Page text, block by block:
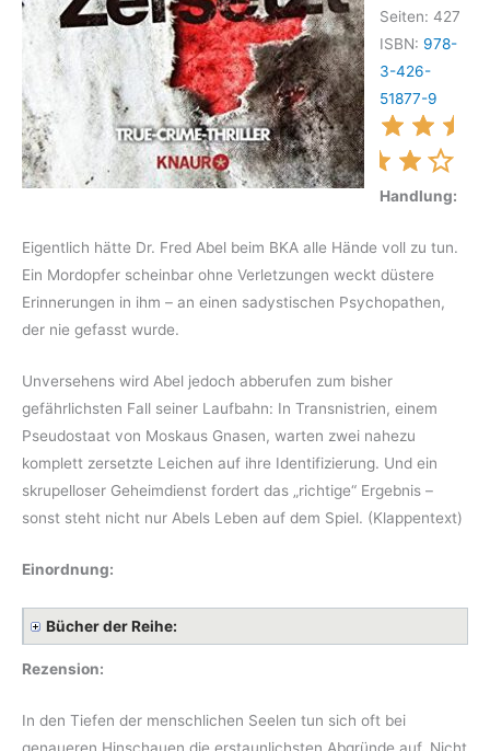
Seiten: 427
ISBN: 978-
3-426-
51877-9
Handlung:
Eigentlich hätte Dr. Fred Abel beim BKA alle Hände voll zu tun.
Ein Mordopfer scheinbar ohne Verletzungen weckt düstere
Erinnerungen in ihm – an einen sadystischen Psychopathen,
der nie gefasst wurde.
Unversehens wird Abel jedoch abberufen zum bisher
gefährlichsten Fall seiner Laufbahn: In Transnistrien, einem
Pseudostaat von Moskaus Gnasen, warten zwei nahezu
komplett zersetzte Leichen auf ihre Identifizierung. Und ein
skrupelloser Geheimdienst fordert das „richtige“ Ergebnis –
sonst steht nicht nur Abels Leben auf dem Spiel. (Klappentext)
Einordnung:
Bücher der Reihe:
Rezension:
In den Tiefen der menschlichen Seelen tun sich oft bei
genaueren Hinschauen die erstaunlichsten Abgründe auf. Nicht